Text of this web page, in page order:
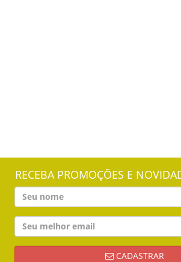
RECEBA PROMOÇÕES E
CADASTRAR